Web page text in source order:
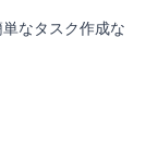
なタスク作成な